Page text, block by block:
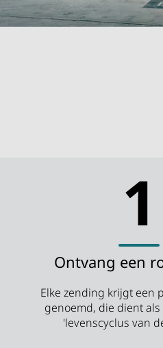
1
Ontvang een
Elke zending krijgt een
genoemd, die dient
'levenscyclus van